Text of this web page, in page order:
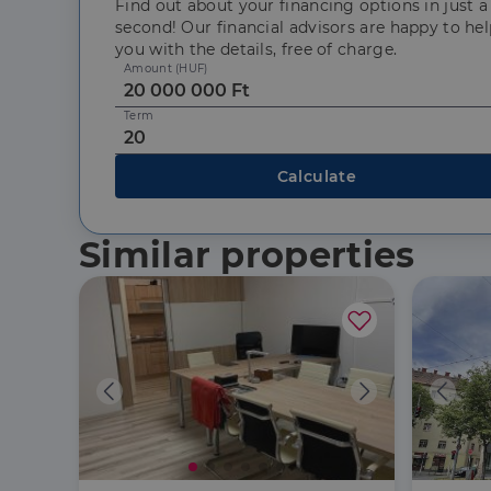
Find out about your financing options in just a
second! Our financial advisors are happy to
you with the details, free of charge.
Amount (HUF)
Term
Calculate
Similar properties
_ga
Domain
Google
bcookie
_fbp
Inc.
_gcl_au
Google
Név